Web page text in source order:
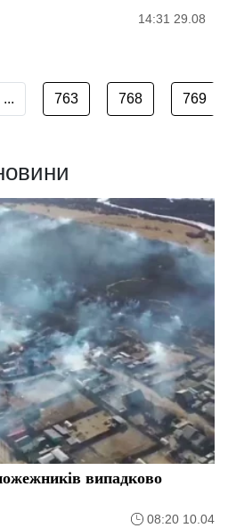
14:31 29.08
... 763 768 769
випадково
08:20 10.04